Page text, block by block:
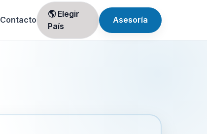
Contacto
🌎 Elegir
País
Asesoría